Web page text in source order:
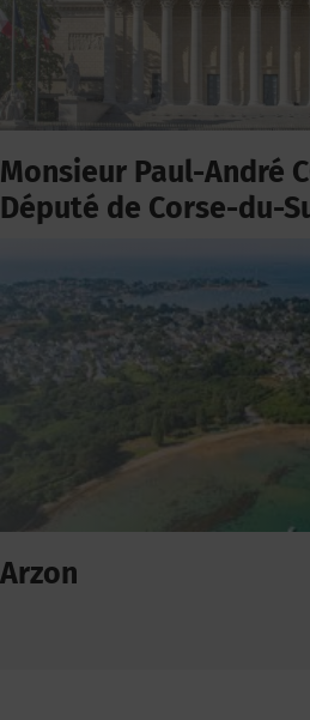
Monsieur Paul-André
Député de Corse-du-
Arzon